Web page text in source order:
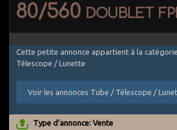
80/560 doublet
Cette petite annonce appartient à la
Télescope / Lunette
Voir les annonces Tube / Télescope /
Type d'annonce: Vente